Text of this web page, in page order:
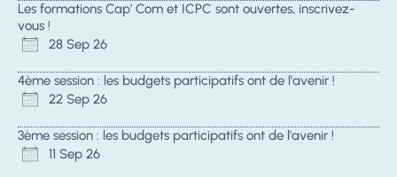
Les formations Cap' Com et ICPC sont ouvertes, inscrivez-
vous !
28 Sep 26
4ème session : les budgets participatifs ont de l'avenir !
22 Sep 26
3ème session : les budgets participatifs ont de l'avenir !
11 Sep 26